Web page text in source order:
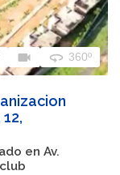
videocam 360 360º
en Av.